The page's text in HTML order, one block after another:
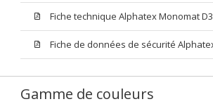
Fiche technique Alphatex Monomat D3
Gamme de couleurs